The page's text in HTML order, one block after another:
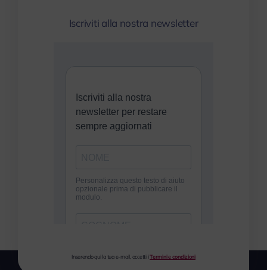
Iscriviti alla nostra newsletter
Inserendo qui la tua e-mail, accetti iTermini e condizioni